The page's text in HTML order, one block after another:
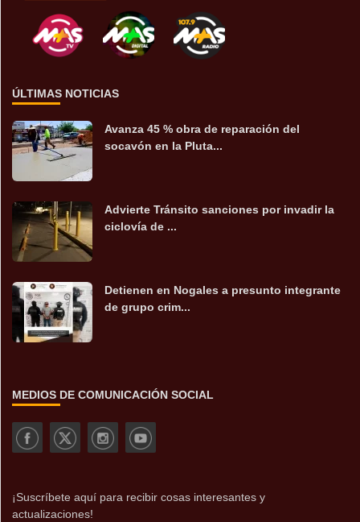
ÚLTIMAS NOTICIAS
Avanza 45 % obra de reparación del
socavón en la Pluta...
Advierte Tránsito sanciones por invadir la
ciclovía de ...
Detienen en Nogales a presunto integrante
de grupo crim...
MEDIOS DE COMUNICACIÓN SOCIAL
¡Suscríbete aquí para recibir cosas interesantes y
actualizaciones!